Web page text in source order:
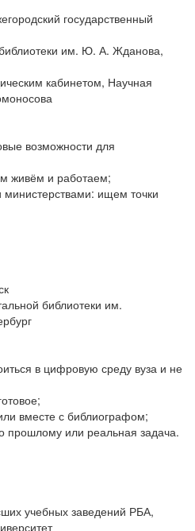
государственный
им. Ю. А. Жданова,
кабинетом, Научная
возможности для
живём и работаем;
ищем точки
библиотеки им.
в цифровую среду вуза и не
вместе с библиографом;
прошлому или реальная задача.
учебных заведений РБА,